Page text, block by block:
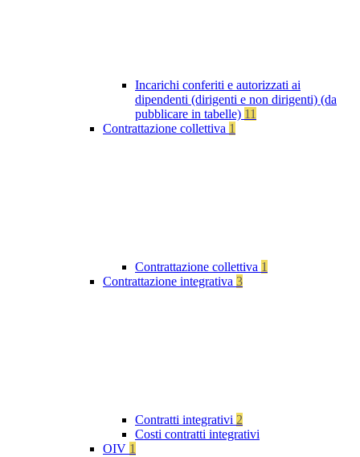
Incarichi conferiti e autorizzati ai
dipendenti (dirigenti e non dirigenti) (da
pubblicare in tabelle) 11
Contrattazione collettiva 1
Contrattazione collettiva 1
Contrattazione integrativa 3
Contratti integrativi 2
Costi contratti integrativi
OIV 1